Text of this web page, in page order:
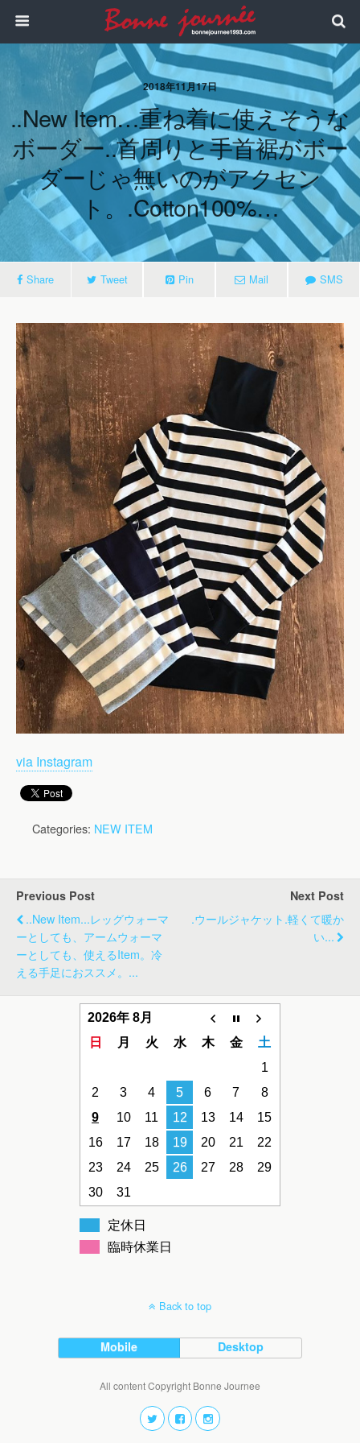
2018年11月17日
..new Item…重ね着に使えそうな
ボーダー..首周りと手首裾がボー
ダーじゃ無いのがアクセン
ト。.cotton100%…
Share Tweet Pin Mail SMS
via Instagram
Categories: NEW ITEM
Previous Post
..new Item...レッグウォーマ
ーとしても、アームウォーマ
ーとしても、使えるitem。冷
える手足におススメ。...
Next Post
.ウールジャケット.軽くて暖か
い...
2026年 8月
日
月 火 水 木 金
土
1
2
3 4 5 6 7
8
9
10 11 12 13 14
15
16
17 18 19 20 21
22
23
24 25 26 27 28
29
30
31
定休日
臨時休業日
Back to top
Mobile Desktop
All content Copyright Bonne Journee